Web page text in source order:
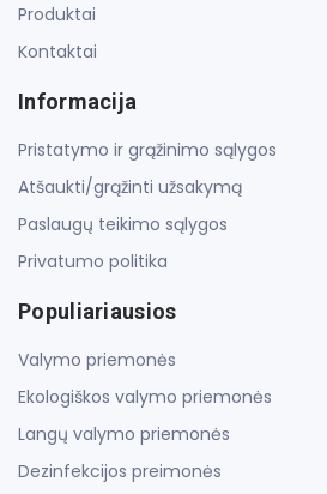
Produktai
Kontaktai
Informacija
Pristatymo ir grąžinimo sąlygos
Atšaukti/grąžinti užsakymą
Paslaugų teikimo sąlygos
Privatumo politika
Populiariausios
Valymo priemonės
Ekologiškos valymo priemonės
Langų valymo priemonės
Dezinfekcijos preimonės